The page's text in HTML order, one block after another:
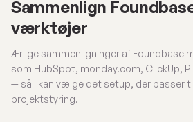
Sammenlign
værktøjer
Ærlige sammenligninger af Foundbase
som HubSpot, monday.com, ClickUp,
— så I kan vælge det setup, der passer
projektstyring.